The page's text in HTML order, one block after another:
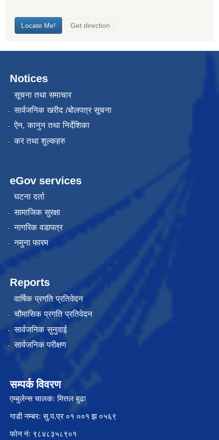
Notices
सूचना तथा समाचार
सार्वजनिक खरीद /बोलपत्र सूचना
ऐन, कानुन तथा निर्देशिका
कर तथा शुल्कहरु
eGov services
घटना दर्ता
सामाजिक सुरक्षा
नागरिक वडापत्र
नमुना फारम
Reports
वार्षिक प्रगति प्रतिवेदन
चौमासिक प्रगति प्रतिवेदन
सार्वजनिक सुनुवाई
सार्वजनिक परीक्षण
सम्पर्क विवरण
एम्बुलेन्स चालकः मित्तल बुढा
गाडी नम्बरः सु.प.प्र ०१ ००१ झ ०५६९
फोन नंः ९८४८३५८९०१